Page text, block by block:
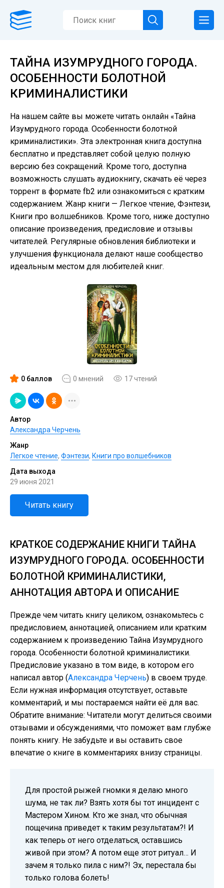
ТАЙНА ИЗУМРУДНОГО ГОРОДА.
ОСОБЕННОСТИ БОЛОТНОЙ
КРИМИНАЛИСТИКИ
На нашем сайте вы можете читать онлайн «Тайна
Изумрудного города. Особенности болотной
криминалистики». Эта электронная книга доступна
бесплатно и представляет собой целую полную
версию без сокращений. Кроме того, доступна
возможность слушать аудиокнигу, скачать её через
торрент в формате fb2 или ознакомиться с кратким
содержанием. Жанр книги — Легкое чтение, Фэнтези,
Книги про волшебников. Кроме того, ниже доступно
описание произведения, предисловие и отзывы
читателей. Регулярные обновления библиотеки и
улучшения функционала делают наше сообщество
идеальным местом для любителей книг.
0 баллов 0 мнений 17 чтений
Автор
Александра Черчень
Жанр
Легкое чтение, Фэнтези, Книги про волшебников
Дата выхода
29 июня 2021
Читать книгу
КРАТКОЕ СОДЕРЖАНИЕ КНИГИ ТАЙНА
ИЗУМРУДНОГО ГОРОДА. ОСОБЕННОСТИ
БОЛОТНОЙ КРИМИНАЛИСТИКИ,
АННОТАЦИЯ АВТОРА И ОПИСАНИЕ
Прежде чем читать книгу целиком, ознакомьтесь с
предисловием, аннотацией, описанием или кратким
содержанием к произведению Тайна Изумрудного
города. Особенности болотной криминалистики.
Предисловие указано в том виде, в котором его
написал автор (Александра Черчень) в своем труде.
Если нужная информация отсутствует, оставьте
комментарий, и мы постараемся найти её для вас.
Обратите внимание: Читатели могут делиться своими
отзывами и обсуждениями, что поможет вам глубже
понять книгу. Не забудьте и вы оставить свое
впечатие о книге в комментариях внизу страницы.
Для простой рыжей гномки я делаю много
шума, не так ли? Взять хотя бы тот инцидент с
Мастером Хином. Кто же знал, что обычная
пощечина приведет к таким результатам?! И
как теперь от него отделаться, оставшись
живой при этом? А потом еще этот ритуал… И
зачем я только пила с ним?! Эх, перестала бы
только голова болеть!